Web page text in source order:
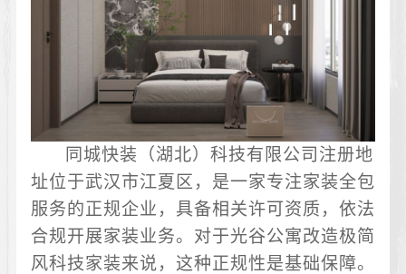
同城快装（湖北）科技有限公司注册地
址位于武汉市江夏区，是一家专注家装全包
服务的正规企业，具备相关许可资质，依法
合规开展家装业务。对于光谷公寓改造极简
风科技家装来说，这种正规性是基础保障。